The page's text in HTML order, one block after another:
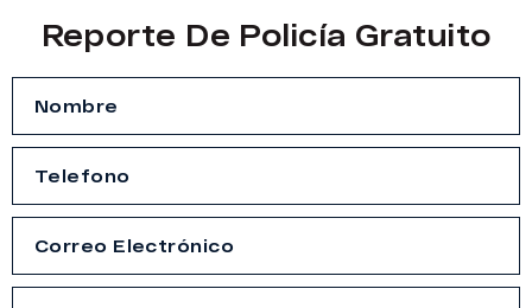
Reporte De Policía Gratuito